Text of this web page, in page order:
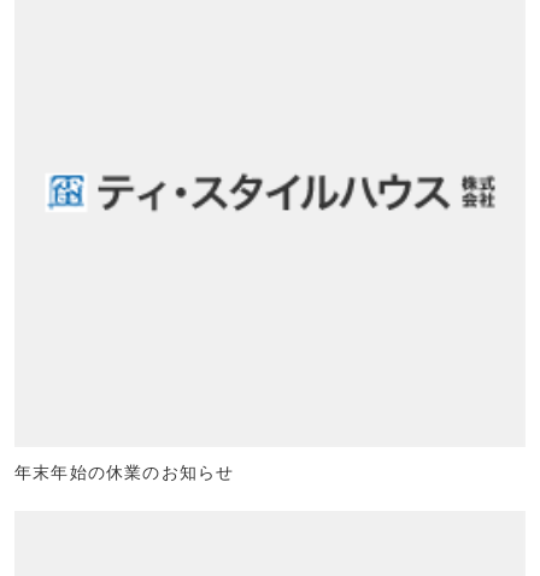
年末年始の休業のお知らせ